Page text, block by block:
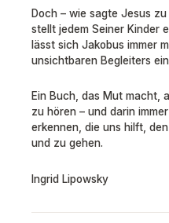
Doch – wie sagte Jesus zu
stellt jedem Seiner Kinder
lässt sich Jakobus immer
unsichtbaren Begleiters
Ein Buch, das Mut macht,
zu hören – und darin
erkennen, die uns hilft,
und zu gehen.
Ingrid Lipowsky